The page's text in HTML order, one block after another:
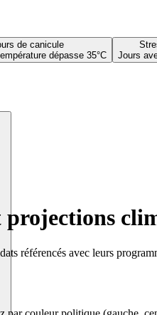
de canicule
dépasse 35°C
Jours
référencés avec leurs